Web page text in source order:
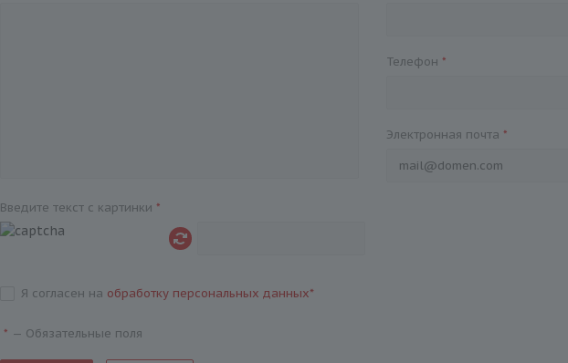
Телефон *
Электронная почта *
Введите текст с картинки*
Я согласен на обработку персональных данных*
* — Обязательные поля